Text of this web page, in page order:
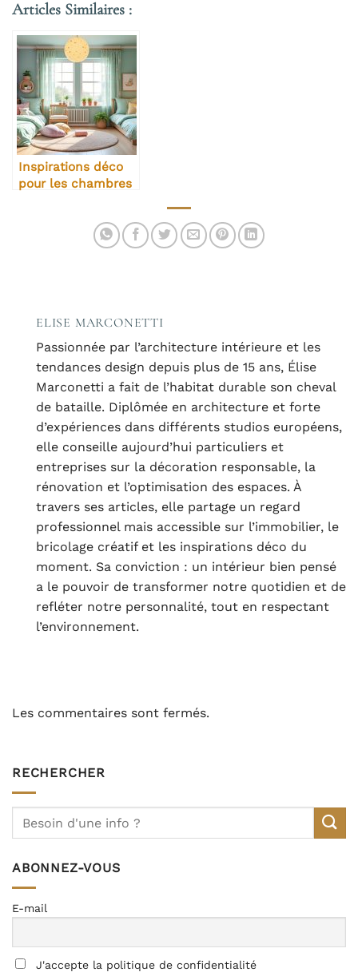
Articles Similaires :
Inspirations déco
pour les chambres
ELISE MARCONETTI
Passionnée par l’architecture intérieure et les
tendances design depuis plus de 15 ans, Élise
Marconetti a fait de l’habitat durable son cheval
de bataille. Diplômée en architecture et forte
d’expériences dans différents studios européens,
elle conseille aujourd’hui particuliers et
entreprises sur la décoration responsable, la
rénovation et l’optimisation des espaces. À
travers ses articles, elle partage un regard
professionnel mais accessible sur l’immobilier, le
bricolage créatif et les inspirations déco du
moment. Sa conviction : un intérieur bien pensé
a le pouvoir de transformer notre quotidien et de
refléter notre personnalité, tout en respectant
l’environnement.
Les commentaires sont fermés.
RECHERCHER
ABONNEZ-VOUS
E-mail
J'accepte la politique de confidentialité